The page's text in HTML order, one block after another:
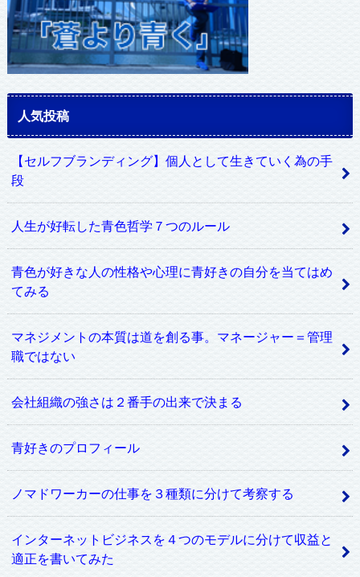
人気投稿
【セルフブランディング】個人として生きていく為の手
段
人生が好転した青色哲学７つのルール
青色が好きな人の性格や心理に青好きの自分を当てはめ
てみる
マネジメントの本質は道を創る事。マネージャー＝管理
職ではない
会社組織の強さは２番手の出来で決まる
青好きのプロフィール
ノマドワーカーの仕事を３種類に分けて考察する
インターネットビジネスを４つのモデルに分けて収益と
適正を書いてみた